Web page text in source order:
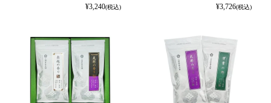
¥3,240(税込)
¥3,726(税込)